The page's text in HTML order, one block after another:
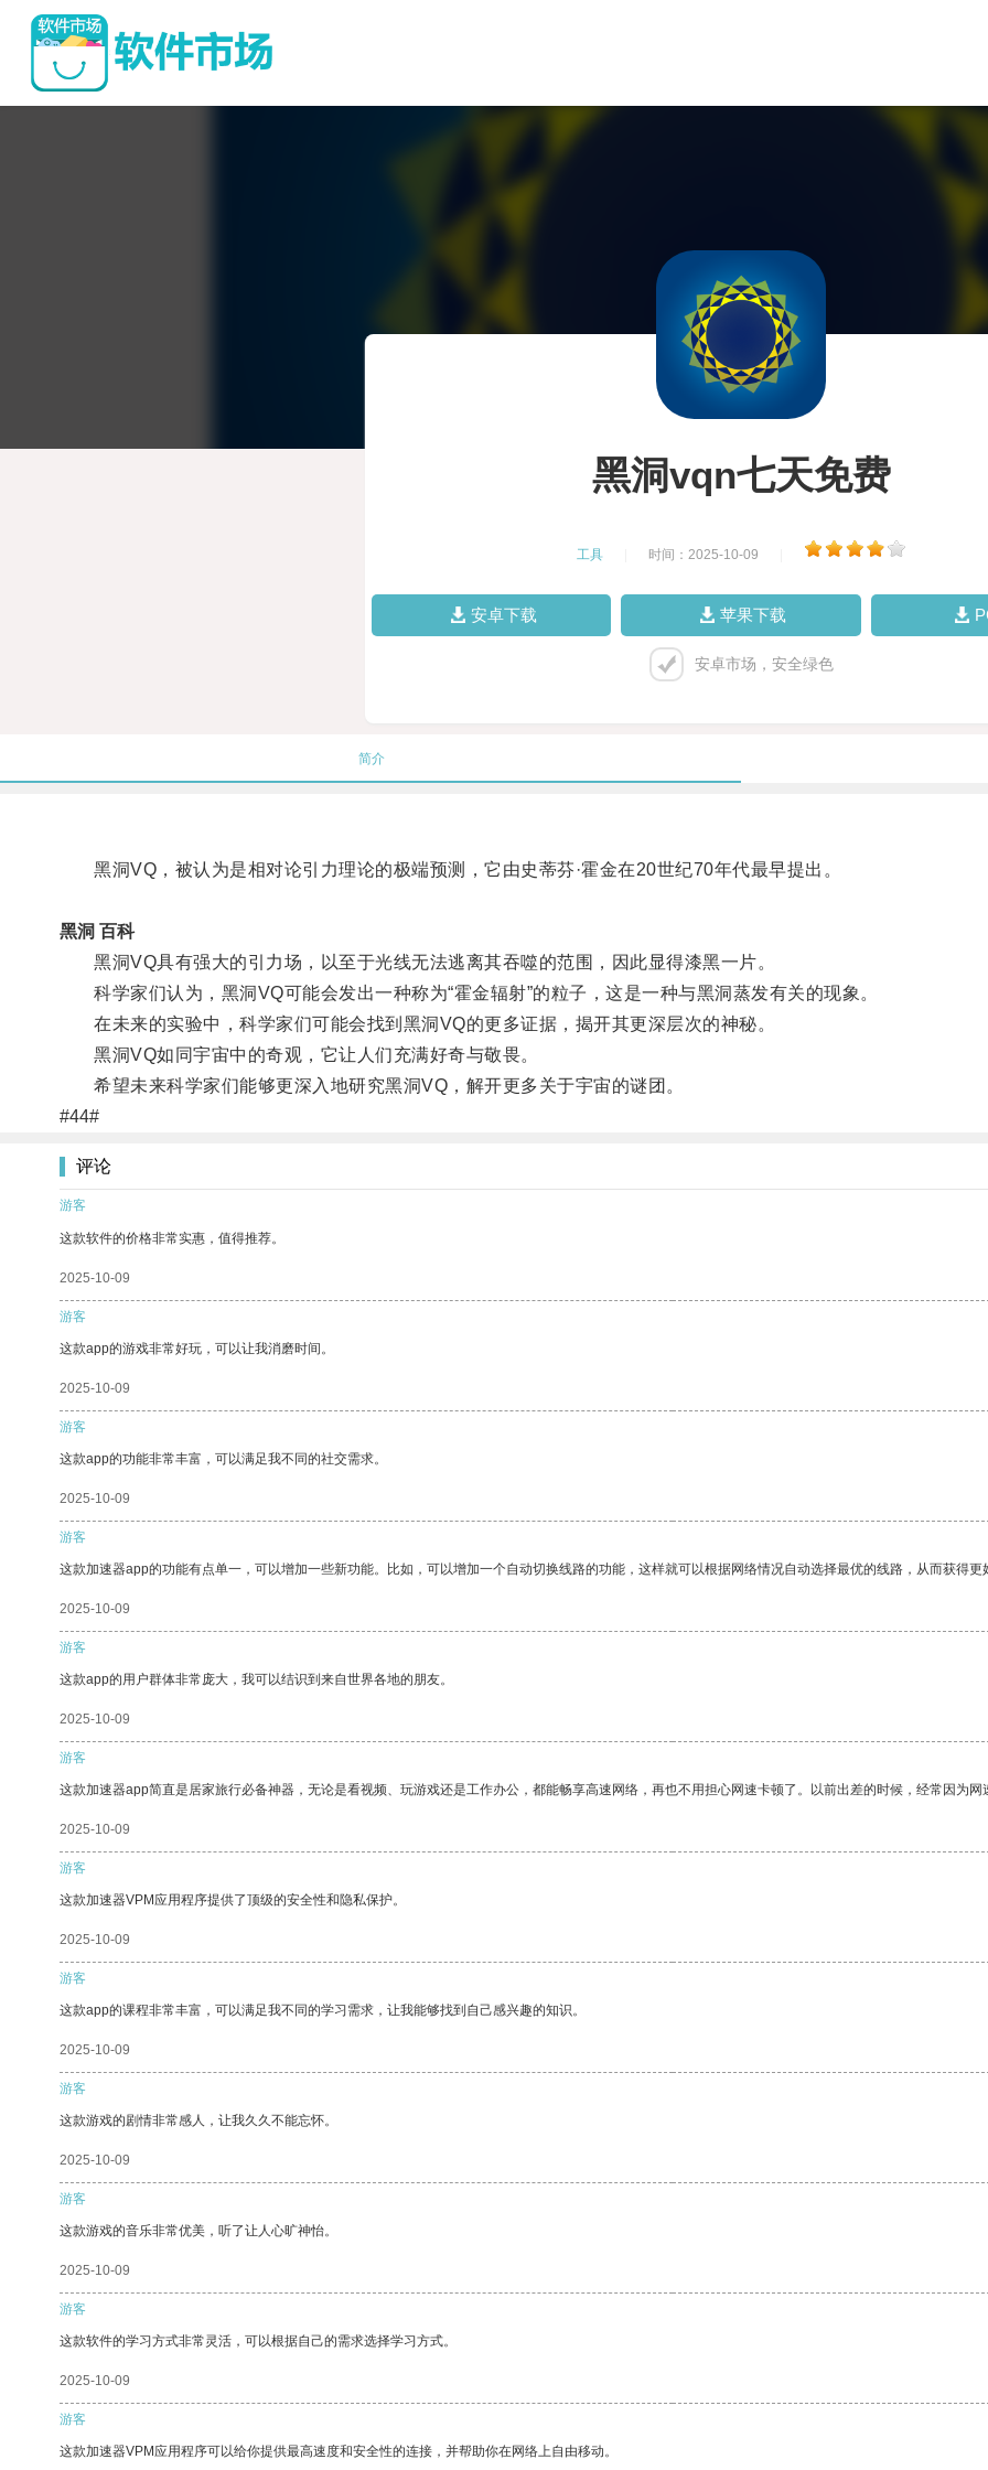
黑洞vqn七天免费
工具 时间：2025-10-09
安卓下载 苹果下载
安卓市场，安全绿色
简介
黑洞VQ，被认为是相对论引力理论的极端预测，它由史蒂芬·霍金在20世纪70年代最早提出。
黑洞 百科
黑洞VQ具有强大的引力场，以至于光线无法逃离其吞噬的范围，因此显得漆黑一片。
科学家们认为，黑洞VQ可能会发出一种称为“霍金辐射”的粒子，这是一种与黑洞蒸发有关的现象。
在未来的实验中，科学家们可能会找到黑洞VQ的更多证据，揭开其更深层次的神秘。
黑洞VQ如同宇宙中的奇观，它让人们充满好奇与敬畏。
希望未来科学家们能够更深入地研究黑洞VQ，解开更多关于宇宙的谜团。
#44#
评论
游客
这款软件的价格非常实惠，值得推荐。
2025-10-09
游客
这款app的游戏非常好玩，可以让我消磨时间。
2025-10-09
游客
这款app的功能非常丰富，可以满足我不同的社交需求。
2025-10-09
游客
这款加速器app的功能有点单一，可以增加一些新功能。比如，可以增加一个自动切换线路的功能，这样就可以根据网络情况自动选择最优的线路，从而获得更
2025-10-09
游客
这款app的用户群体非常庞大，我可以结识到来自世界各地的朋友。
2025-10-09
游客
这款加速器app简直是居家旅行必备神器，无论是看视频、玩游戏还是工作办公，都能畅享高速网络，再也不用担心网速卡顿了。以前出差的时候，经常因为
2025-10-09
游客
这款加速器VPM应用程序提供了顶级的安全性和隐私保护。
2025-10-09
游客
这款app的课程非常丰富，可以满足我不同的学习需求，让我能够找到自己感兴趣的知识。
2025-10-09
游客
这款游戏的剧情非常感人，让我久久不能忘怀。
2025-10-09
游客
这款游戏的音乐非常优美，听了让人心旷神怡。
2025-10-09
游客
这款软件的学习方式非常灵活，可以根据自己的需求选择学习方式。
2025-10-09
游客
这款加速器VPM应用程序可以给你提供最高速度和安全性的连接，并帮助你在网络上自由移动。